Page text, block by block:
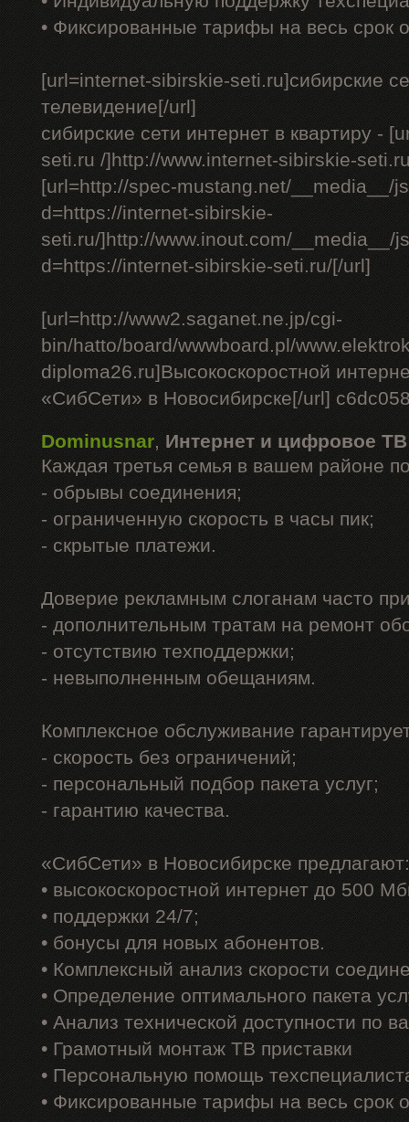
• Фиксированные тарифы на весь срок
[url=internet-sibirskie-seti.ru]сибирские
телевидение[/url]
сибирские сети интернет в квартиру -
seti.ru /]http://www.internet-sibirskie-
[url=http://spec-mustang.net/__media__/
d=https://internet-sibirskie-
seti.ru/]http://www.inout.com/__media__/
d=https://internet-sibirskie-seti.ru/[/url]
[url=http://www2.saganet.ne.jp/cgi-
bin/hatto/board/wwwboard.pl/
diploma26.ru]Высокоскоростной
«СибСети» в Новосибирске[/url]
Dominusnar, Интернет и цифровое ТВ
Каждая третья семья в вашем районе
- обрывы соединения;
- ограниченную скорость в часы пик;
- скрытые платежи.
Доверие рекламным слоганам часто
- дополнительным тратам на ремонт
- отсутствию техподдержки;
- невыполненным обещаниям.
Комплексное обслуживание
- скорость без ограничений;
- персональный подбор пакета услуг;
- гарантию качества.
«СибСети» в Новосибирске предлагают:
• высокоскоростной интернет до 500
• поддержки 24/7;
• бонусы для новых абонентов.
• Комплексный анализ скорости
• Определение оптимального пакета
• Анализ технической доступности по
• Грамотный монтаж ТВ приставки
• Персональную помощь
• Фиксированные тарифы на весь срок